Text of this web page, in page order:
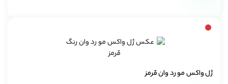
ژل واکس مو رد وان قرمز